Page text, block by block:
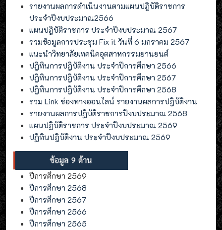
รายงานผลการดำเนินงานตามแผนปฎิบัติราชการ
ประจำปีงบประมาณ2566
แผนปฎิบัติราชการ ประจำปีงบประมาณ 2567
รวมข้อมูลการประชุม Fix it วันที่ 6 มกราคม 2567
แนะนำวิทยาลัยเทคนิคอุตสาหกรรมยานยนต์
ปฎิทินการปฎิบัติงาน ประจำปีการศึกษา 2566
ปฎิทินการปฎิบัติงาน ประจำปีการศึกษา 2567
ปฎิทินการปฎิบัติงาน ประจำปีการศึกษา 2568
รวม Link ช่องทางออนไลน์ รายงานผลการปฎิบัติงาน
รายงานผลการปฏิบัติราชการปีงบประมาณ 2568
แผนปฏิบัติราชการ ประจำปีงบประมาณ 2569
ปฏิทินปฎิบัติงาน ประจำปีงบประมาณ 2569
ปีการศึกษา 2569
ปีการศึกษา 2568
ปีการศึกษา 2567
ปีการศึกษา 2566
ปีการศึกษา 2565